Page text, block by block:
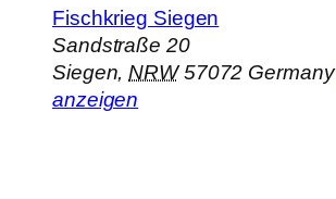
Fischkrieg Siegen
Sandstraße 20
Siegen, NRW 57072 Germany
anzeigen